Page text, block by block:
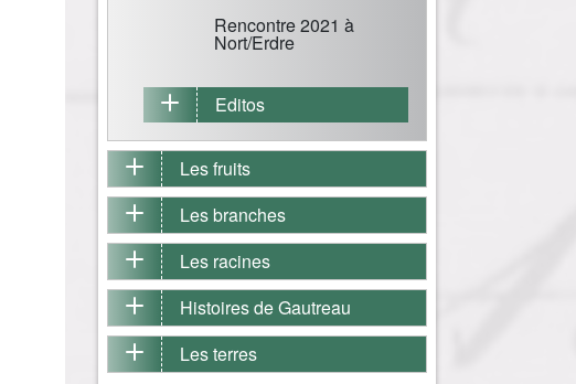
Rencontre 2021 à
Nort/Erdre
Editos
Les fruits
Les branches
Les racines
Histoires de Gautreau
Les terres